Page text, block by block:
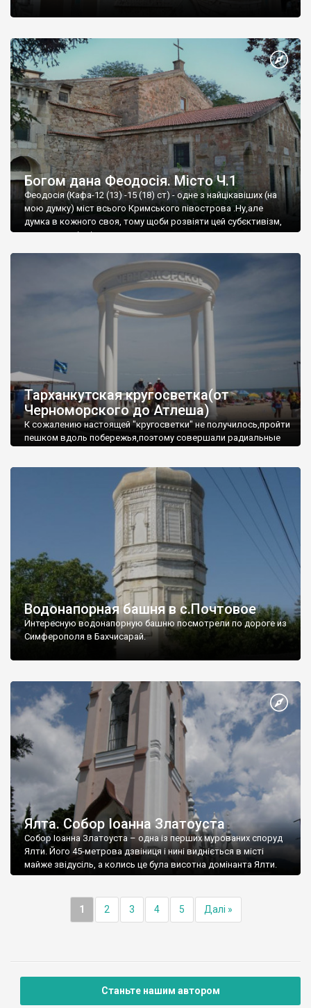
Богом дана Феодосія. Місто Ч.1
Феодосія (Кафа-12 (13) -15 (18) ст) - одне з найцікавіших (на
мою думку) міст всього Кримського півострова .Ну,але
думка в кожного своя, тому щоби розвіяти цей субєктивізм,
запрошую відвідати це
Тарханкутская кругосветка(от
Черноморского до Атлеша)
К сожалению настоящей "кругосветки" не получилось,пройти
пешком вдоль побережья,поэтому совершали радиальные
Водонапорная башня в с.Почтовое
Интересную водонапорную башню посмотрели по дороге из
Симферополя в Бахчисарай.
Ялта. Собор Іоанна Златоуста
Собор Іоанна Златоуста – одна із перших мурованих споруд
Ялти. Його 45-метрова дзвіниця і нині видніється в місті
майже звідусіль, а колись це була висотна домінанта Ялти.
1 2 3 4 5 Далі »
Станьте нашим автором